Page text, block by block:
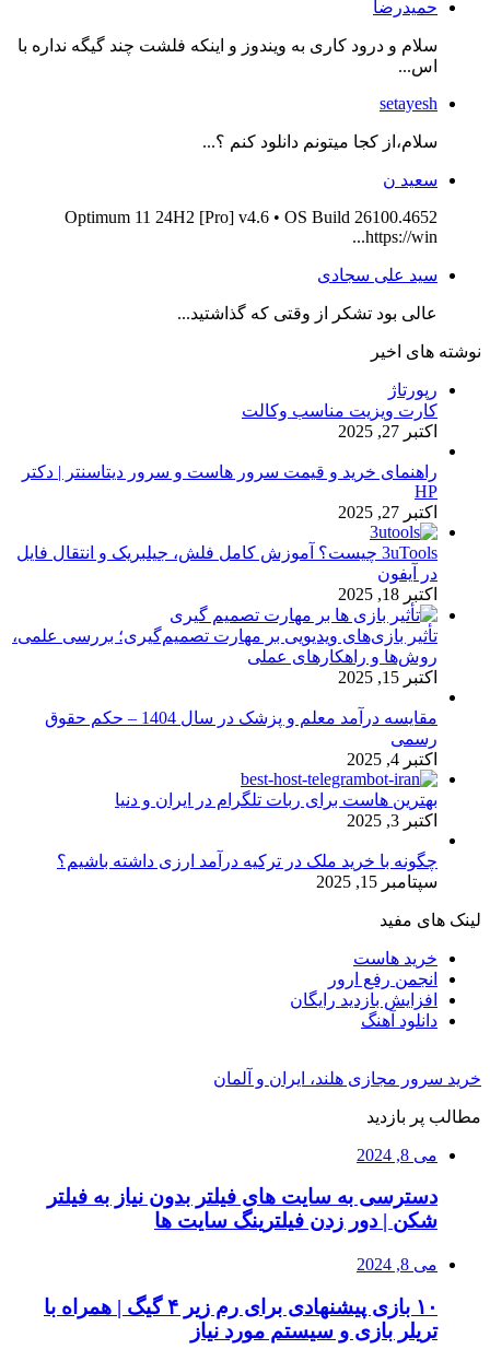
حمیدرضا
سلام و درود کاری به ویندوز و اینکه فلشت چند گیگه نداره با
اس...
setayesh
سلام،از کجا میتونم دانلود کنم ؟...
سعید ن
Optimum 11 24H2 [Pro] v4.6 • OS Build 26100.4652
https://win...
سید علی سجادی
عالی بود تشکر از وقتی که گذاشتید...
نوشته های اخیر
رپورتاژ
کارت ویزیت مناسب وکالت
اکتبر 27, 2025
راهنمای خرید و قیمت سرور هاست و سرور دیتاسنتر | دکتر
HP
اکتبر 27, 2025
3uTools چیست؟ آموزش کامل فلش، جیلبریک و انتقال فایل
در آیفون
اکتبر 18, 2025
تأثیر بازی‌های ویدیویی بر مهارت تصمیم‌گیری؛ بررسی علمی،
روش‌ها و راهکارهای عملی
اکتبر 15, 2025
مقایسه درآمد معلم و پزشک در سال 1404 – حکم حقوق
رسمی
اکتبر 4, 2025
بهترین هاست برای ربات تلگرام در ایران و دنیا
اکتبر 3, 2025
چگونه با خرید ملک در ترکیه درآمد ارزی داشته باشیم؟
سپتامبر 15, 2025
لینک های مفید
خرید هاست
انجمن رفع ارور
افزایش بازدید رایگان
دانلود آهنگ
خرید سرور مجازی هلند، ایران و آلمان
مطالب پر بازدید
می 8, 2024
دسترسی به سایت های فیلتر بدون نیاز به فیلتر
شکن | دور زدن فیلترینگ سایت ها
می 8, 2024
۱۰ بازی پیشنهادی برای رم زیر ۴ گیگ | همراه با
تریلر بازی و سیستم مورد نیاز